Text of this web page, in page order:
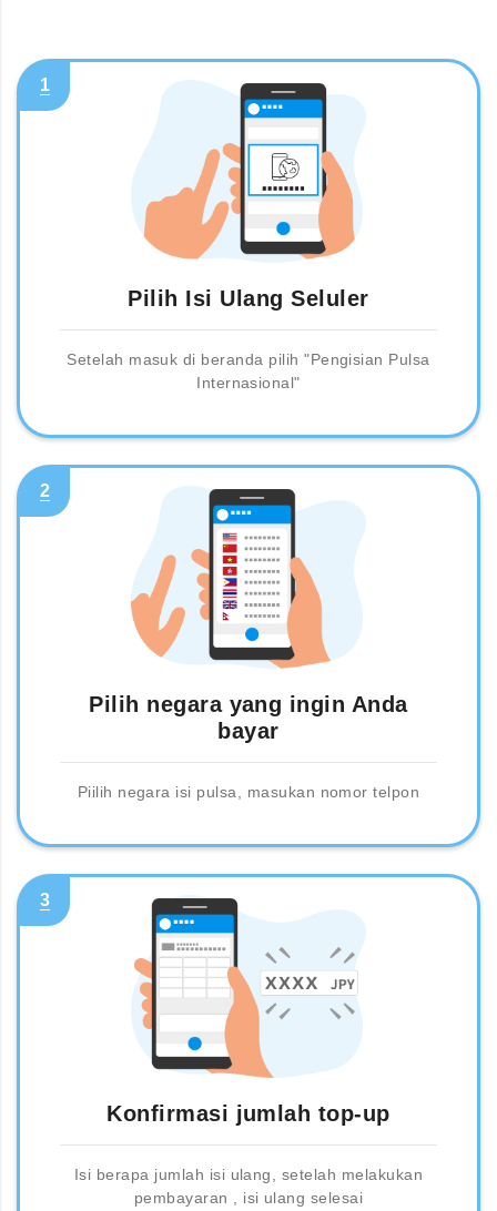
1
Pilih Isi Ulang Seluler
Setelah masuk di beranda pilih "Pengisian Pulsa
Internasional"
2
Pilih negara yang ingin Anda
bayar
Piilih negara isi pulsa, masukan nomor telpon
3
Konfirmasi jumlah top-up
Isi berapa jumlah isi ulang, setelah melakukan
pembayaran , isi ulang selesai